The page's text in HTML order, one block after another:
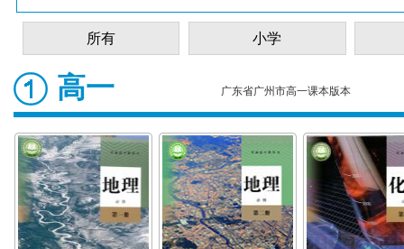
所有 小学
高一 广东省广州市高一课本版本